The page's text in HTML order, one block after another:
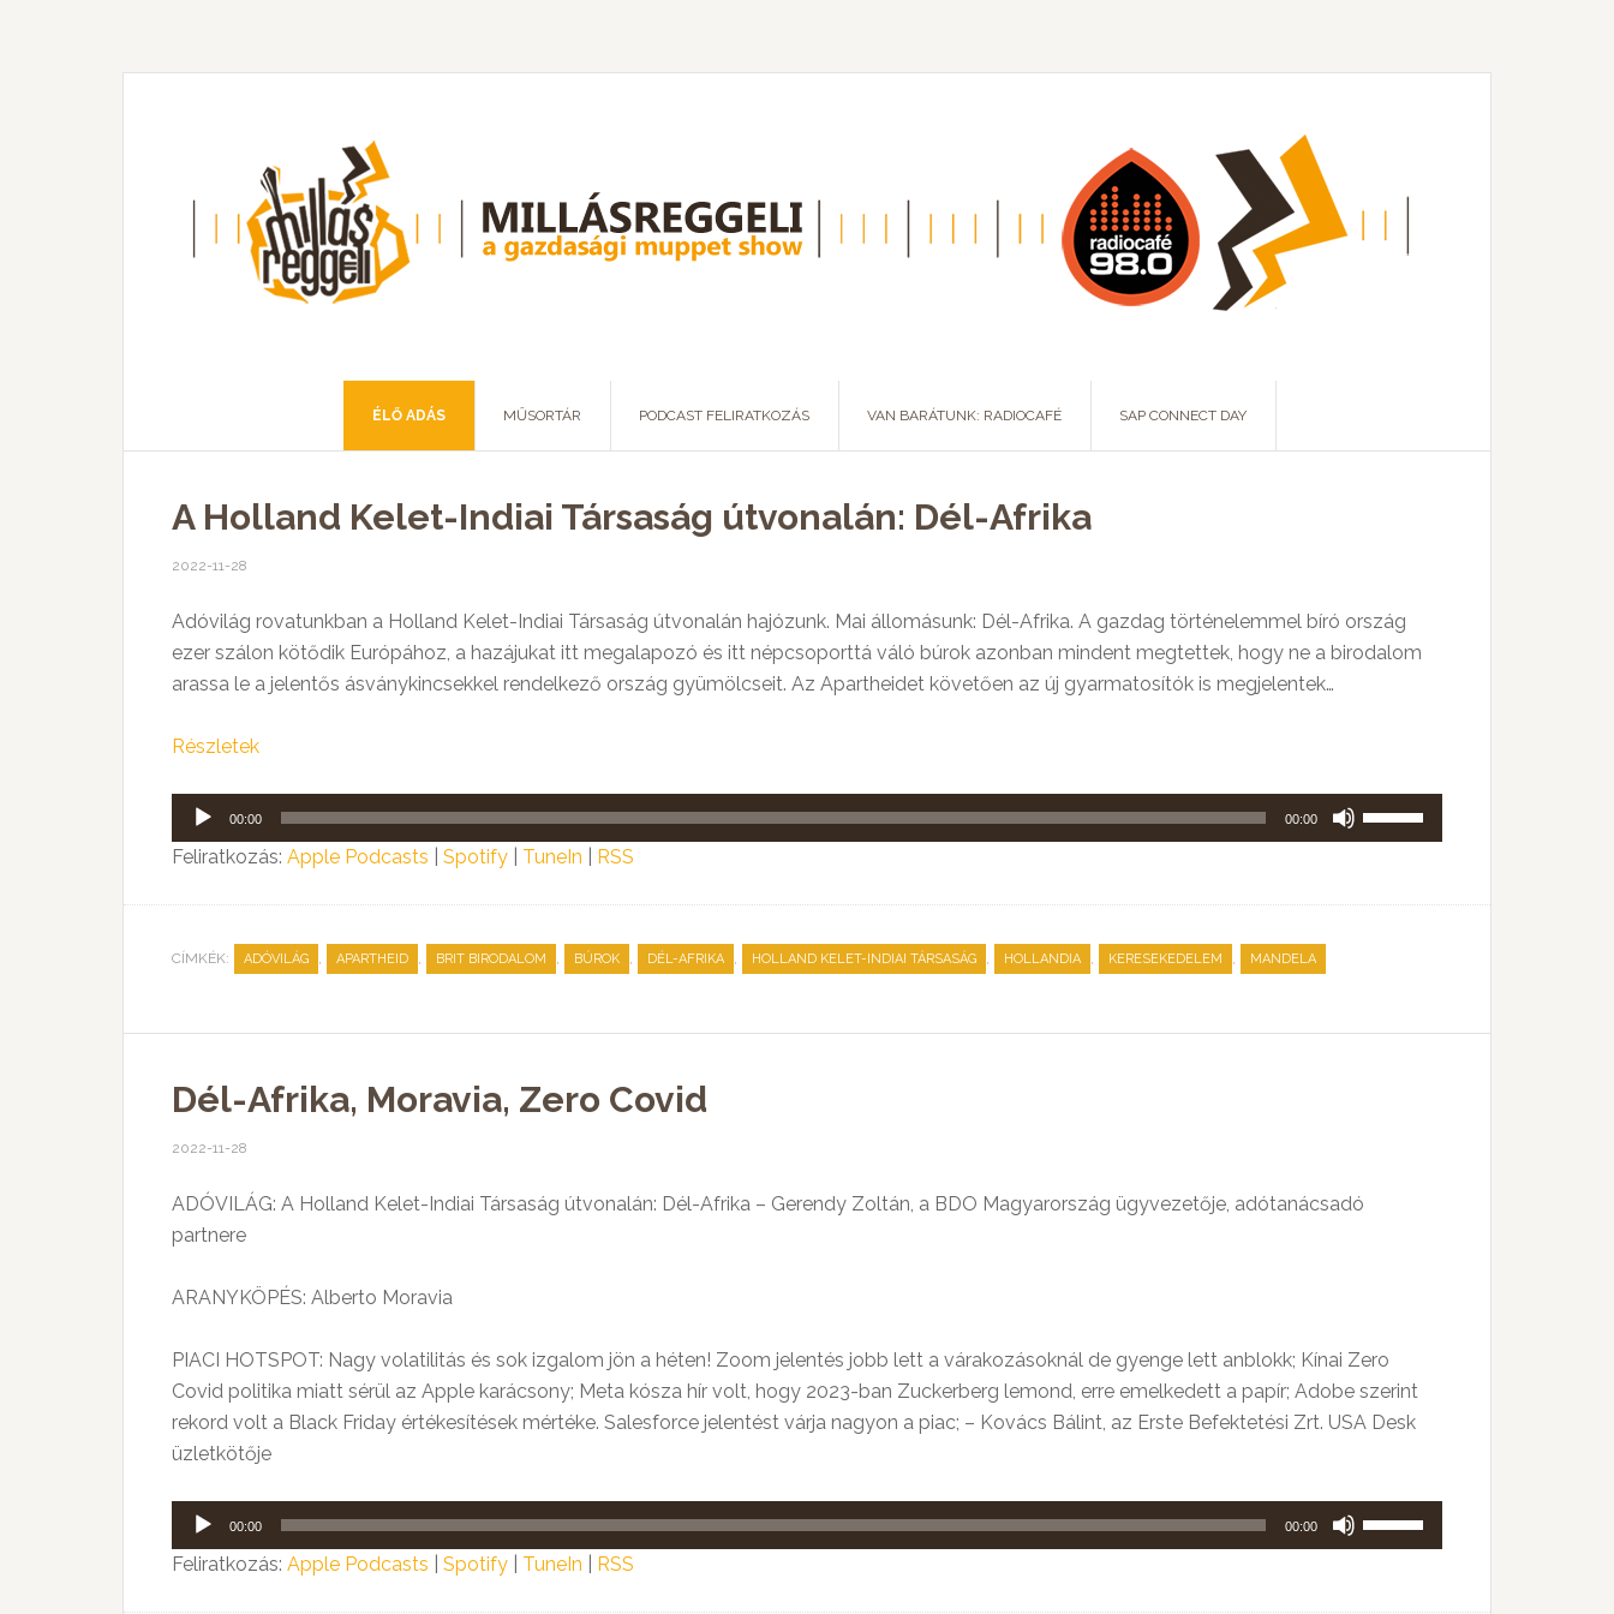
ÉLŐ ADÁS MŰSORTÁR PODCAST FELIRATKOZÁS VAN BARÁTUNK: RADIOCAFÉ SAP CONNECT DAY
A Holland Kelet-Indiai Társaság útvonalán: Dél-Afrika
2022-11-28
Adóvilág rovatunkban a Holland Kelet-Indiai Társaság útvonalán hajózunk. Mai állomásunk: Dél-Afrika. A gazdag történelemmel bíró ország
ezer szálon kötődik Európához, a hazájukat itt megalapozó és itt népcsoporttá váló búrok azonban mindent megtettek, hogy ne a birodalom
arassa le a jelentős ásványkincsekkel rendelkező ország gyümölcseit. Az Apartheidet követően az új gyarmatosítók is megjelentek…
Részletek
Audió
lejátszó
00:00 00:00
hangerő
illetőleg
Feliratkozás: Apple Podcasts Spotify TuneIn RSS
CÍMKÉK: ADÓVILÁG , APARTHEID , BRIT BIRODALOM , BÚROK , DÉL-AFRIKA , HOLLAND KELET-INDIAI TÁRSASÁG , HOLLANDIA , KERESEKEDELEM , MANDELA
Dél-Afrika, Moravia, Zero Covid
2022-11-28
ADÓVILÁG: A Holland Kelet-Indiai Társaság útvonalán: Dél-Afrika – Gerendy Zoltán, a BDO Magyarország ügyvezetője, adótanácsadó
partnere
ARANYKÖPÉS: Alberto Moravia
PIACI HOTSPOT: Nagy volatilitás és sok izgalom jön a héten! Zoom jelentés jobb lett a várakozásoknál de gyenge lett anblokk; Kínai Zero
Covid politika miatt sérül az Apple karácsony; Meta kósza hír volt, hogy 2023-ban Zuckerberg lemond, erre emelkedett a papír; Adobe szerint
rekord volt a Black Friday értékesítések mértéke. Salesforce jelentést várja nagyon a piac; – Kovács Bálint, az Erste Befektetési Zrt. USA Desk
üzletkötője
Audió
lejátszó
00:00 00:00
hangerő
illetőleg
Feliratkozás: Apple Podcasts Spotify TuneIn RSS